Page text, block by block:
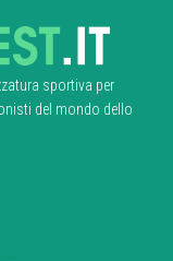
sportiva per
del mondo dello